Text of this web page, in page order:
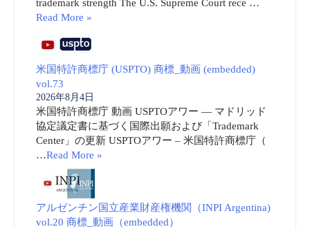
Read More »
米国特許商標庁 (USPTO) 商標_動画 (embedded)
vol.73
2026年8月4日
米国特許商標庁 動画 USPTOアワー ― マドリッド
協定議定書に基づく国際出願および「Trademark
Center」の更新 USPTOアワー – 米国特許商標庁（
…Read More »
アルゼンチン国立産業財産権機関（INPI Argentina)
vol.20 商標_動画（embedded）